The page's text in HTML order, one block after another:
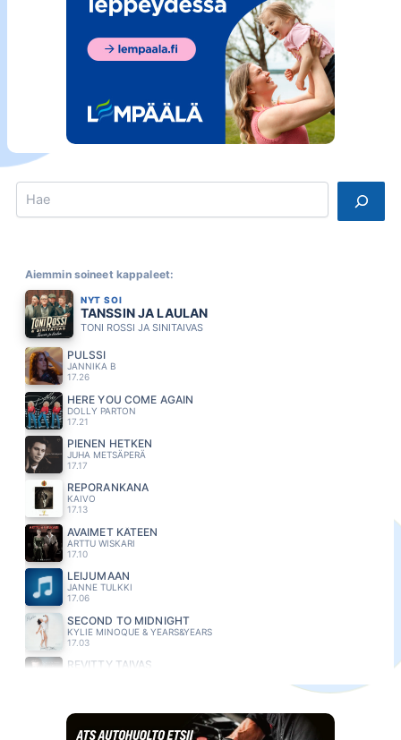
Search
Aiemmin soineet kappaleet:
NYT SOI
TANSSIN JA LAULAN
TONI ROSSI JA SINITAIVAS
PULSSI
JANNIKA B
17.26
HERE YOU COME AGAIN
DOLLY PARTON
17.21
PIENEN HETKEN
JUHA METSÄPERÄ
17.17
REPORANKANA
KAIVO
17.13
AVAIMET KÄTEEN
ARTTU WISKARI
17.10
LEIJUMAAN
JANNE TULKKI
17.06
SECOND TO MIDNIGHT
KYLIE MINOQUE & YEARS&YEARS
17.03
REVITTY TAIVAS
NELJÄNSUORA
16.52